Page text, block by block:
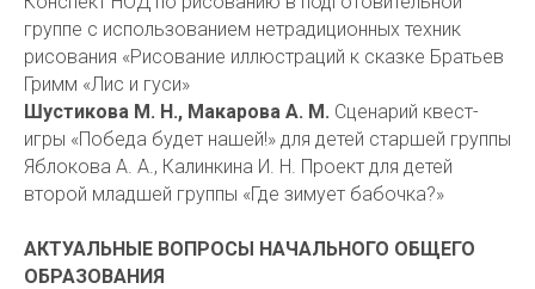
группе с использованием нетрадиционных техник
рисования «Рисование иллюстраций к сказке Братьев
Гримм «Лис и гуси»
Шустикова М. Н., Макарова А. М. Сценарий квест-
игры «Победа будет нашей!» для детей старшей группы
Яблокова А. А., Калинкина И. Н. Проект для детей
второй младшей группы «Где зимует бабочка?»
АКТУАЛЬНЫЕ ВОПРОСЫ НАЧАЛЬНОГО ОБЩЕГО
ОБРАЗОВАНИЯ